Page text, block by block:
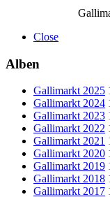
Close
Alben
Gallimarkt 2025
Gallimarkt 2024
Gallimarkt 2023
Gallimarkt 2022
Gallimarkt 2021
Gallimarkt 2020
Gallimarkt 2019
Gallimarkt 2018
Gallimarkt 2017